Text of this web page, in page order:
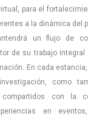
para el
a la dinámica del
un flujo de
de su trabajo integral
En cada
como
con la
en